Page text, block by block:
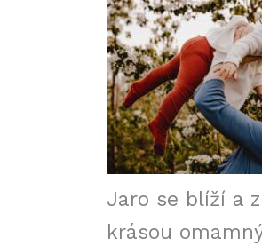
Jaro se blíží a
krásou